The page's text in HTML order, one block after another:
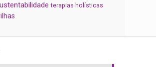
terapias holísticas